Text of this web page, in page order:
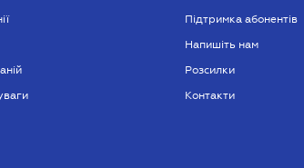
Підтримка абонентів
Напишіть нам
Розсилки
Контакти